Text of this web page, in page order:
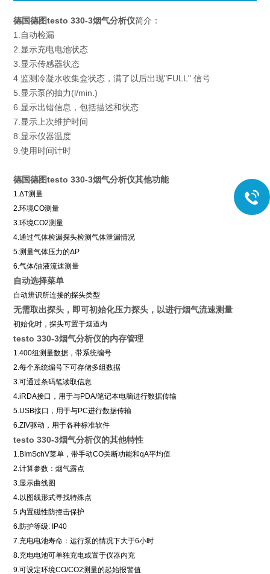
德国德图testo 330-3烟气分析仪简介：
1.自动检漏
2.显示充电电池状态
3.显示传感器状态
4.监测冷凝水收集盒状态，满了以后出现"FULL" 信号
5.显示泵的抽力(l/min.)
6.显示出错信息，包括描述和状态
7.显示上次维护时间
8.显示仪器温度
9.使用时间计时
德国德图testo 330-3烟气分析仪其他功能
1.ΔT测量
2.环境CO测量
3.环境CO2测量
4.通过气体检漏探头检测气体泄漏情况
5.测量气体压力的ΔP
6.气体/油液流速测量
自动选择菜单
自动辨识所连接的探头类型
无需取出探头，即可初始化压力探头，以进行烟气流速测量
初始化时，探头可置于烟道内
testo 330-3烟气分析仪的内存管理
1.400组测量数据，带系统编号
2.每个系统编号下可存储多组数据
3.可通过条码笔读取信息
4.iRDA接口，用于与PDA/笔记本电脑进行数据传输
5.USB接口，用于与PC进行数据传输
6.ZIV驱动，用于各种标准软件
testo 330-3烟气分析仪的其他特性
1.BImSchV菜单，带手动CO关断功能和qA平均值
2.计算参数：烟气露点
3.显示曲线图
4.以图线形式寻找特殊点
5.内置磁性防撞击保护
6.防护等级: IP40
7.充电电池寿命：运行泵的情况下大于6小时
8.充电电池可单独充电或置于仪器内充
9.可设定环境CO/CO2测量的起始报警值